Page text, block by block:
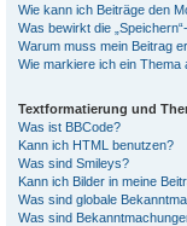
Wie kann ich Beiträge den
Was bewirkt die
Warum muss mein Beitrag
Wie markiere ich ein Thema
Textformatierung und
Was ist BBCode?
Kann ich HTML benutzen?
Was sind Smileys?
Kann ich Bilder in meine
Was sind globale
Was sind